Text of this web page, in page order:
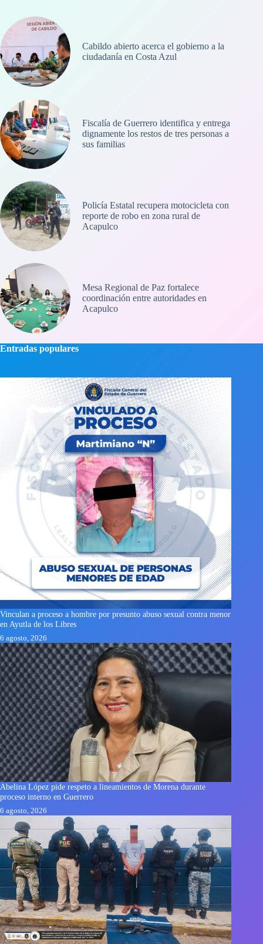
Cabildo abierto acerca el gobierno a la
ciudadanía en Costa Azul
Fiscalía de Guerrero identifica y entrega
dignamente los restos de tres personas a
sus familias
Policía Estatal recupera motocicleta con
reporte de robo en zona rural de
Acapulco
Mesa Regional de Paz fortalece
coordinación entre autoridades en
Acapulco
Entradas populares
Vinculan a proceso a hombre por presunto abuso sexual contra menor
en Ayutla de los Libres
6 agosto, 2026
Abelina López pide respeto a lineamientos de Morena durante
proceso interno en Guerrero
6 agosto, 2026